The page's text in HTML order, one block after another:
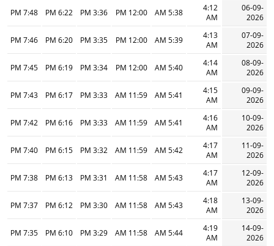
06-09-
2026
4:12
AM
5:38 AM
12:00 PM
3:36 PM
6:22 PM
7:48 PM
07-09-
2026
4:13
AM
5:39 AM
12:00 PM
3:35 PM
6:20 PM
7:46 PM
08-09-
2026
4:14
AM
5:40 AM
12:00 PM
3:34 PM
6:19 PM
7:45 PM
09-09-
2026
4:15
AM
5:41 AM
11:59 AM
3:33 PM
6:17 PM
7:43 PM
10-09-
2026
4:16
AM
5:41 AM
11:59 AM
3:33 PM
6:16 PM
7:42 PM
11-09-
2026
4:17
AM
5:42 AM
11:59 AM
3:32 PM
6:15 PM
7:40 PM
12-09-
2026
4:17
AM
5:43 AM
11:58 AM
3:31 PM
6:13 PM
7:38 PM
13-09-
2026
4:18
AM
5:43 AM
11:58 AM
3:30 PM
6:12 PM
7:37 PM
14-09-
2026
4:19
AM
5:44 AM
11:58 AM
3:29 PM
6:10 PM
7:35 PM